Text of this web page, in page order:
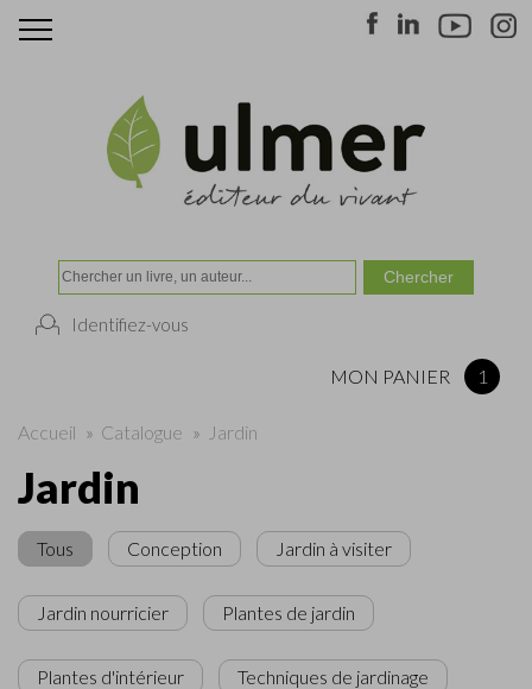
Identifiez-vous
MON PANIER 1
Accueil » Catalogue » Jardin
Jardin
Tous Conception Jardin à visiter
Jardin nourricier Plantes de jardin
Plantes d'intérieur Techniques de jardinage